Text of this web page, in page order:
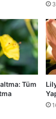
Tüm